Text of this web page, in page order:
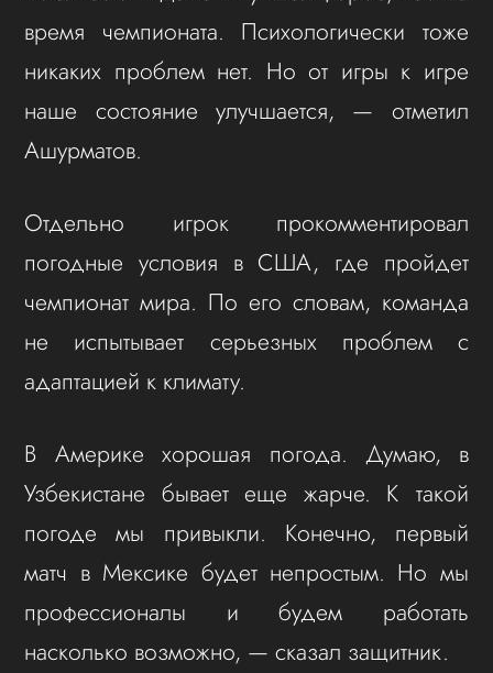
время чемпионата. Психологически тоже
никаких проблем нет. Но от игры к игре
наше состояние улучшается, — отметил
Ашурматов.
Отдельно игрок прокомментировал
погодные условия в США, где пройдет
чемпионат мира. По его словам, команда
не испытывает серьезных проблем с
адаптацией к климату.
В Америке хорошая погода. Думаю, в
Узбекистане бывает еще жарче. К такой
погоде мы привыкли. Конечно, первый
матч в Мексике будет непростым. Но мы
профессионалы и будем работать
насколько возможно, — сказал защитник.